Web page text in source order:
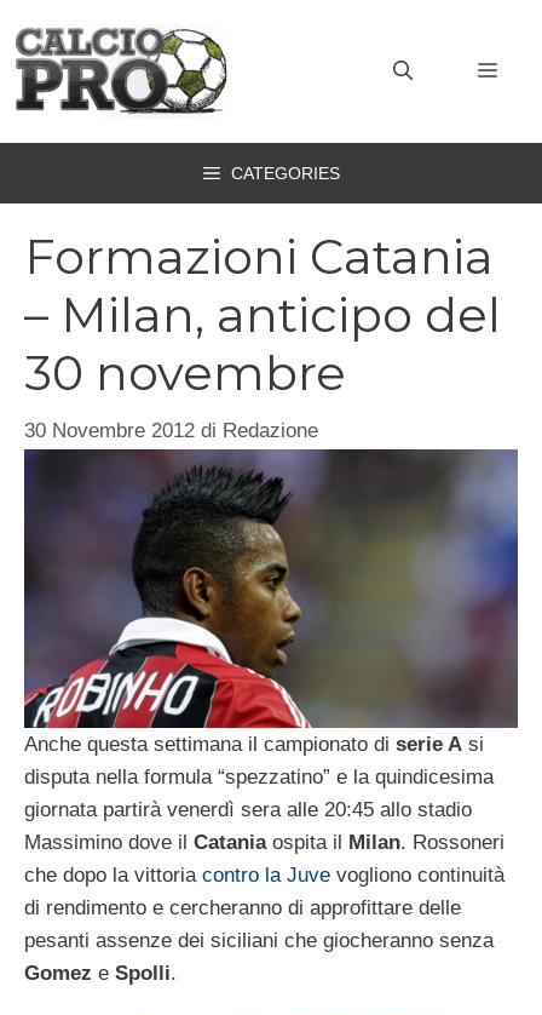
contenuto
CATEGORIES
Formazioni Catania
– Milan, anticipo del
30 novembre
30 Novembre 2012 di Redazione
Anche questa settimana il campionato di serie A si
disputa nella formula “spezzatino” e la quindicesima
giornata partirà venerdì sera alle 20:45 allo stadio
Massimino dove il Cataniaospita il Milan. Rossoneri
che dopo la vittoria contro la Juve vogliono continuità
di rendimento e cercheranno di approfittare delle
pesanti assenze dei siciliani che giocheranno senza
Gomez e Spolli.